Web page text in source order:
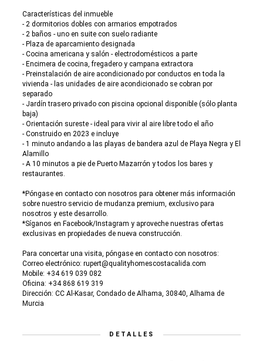
Características del inmueble
- 2 dormitorios dobles con armarios empotrados
- 2 baños - uno en suite con suelo radiante
- Plaza de aparcamiento designada
- Cocina americana y salón - electrodomésticos a parte
- Encimera de cocina, fregadero y campana extractora
- Preinstalación de aire acondicionado por conductos en toda la
vivienda - las unidades de aire acondicionado se cobran por
separado
- Jardín trasero privado con piscina opcional disponible (sólo planta
baja)
- Orientación sureste - ideal para vivir al aire libre todo el año
- Construido en 2023 e incluye
- 1 minuto andando a las playas de bandera azul de Playa Negra y El
Alamillo
- A 10 minutos a pie de Puerto Mazarrón y todos los bares y
restaurantes.
*Póngase en contacto con nosotros para obtener más información
sobre nuestro servicio de mudanza premium, exclusivo para
nosotros y este desarrollo.
*Síganos en Facebook/Instagram y aproveche nuestras ofertas
exclusivas en propiedades de nueva construcción.
Para concertar una visita, póngase en contacto con nosotros:
Correo electrónico: rupert@qualityhomescostacalida.com
Mobile: +34 619 039 082
Oficina: +34 868 619 319
Dirección: CC Al-Kasar, Condado de Alhama, 30840, Alhama de
Murcia
DETALLES